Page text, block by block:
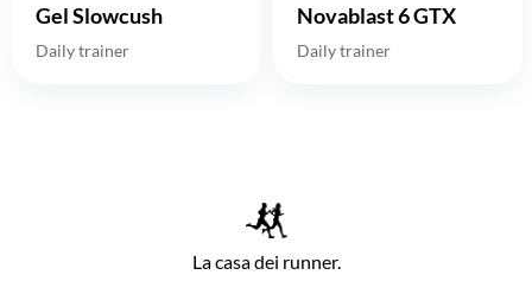
Gel Slowcush
Daily trainer
Novablast 6 GTX
Daily trainer
La casa dei runner.